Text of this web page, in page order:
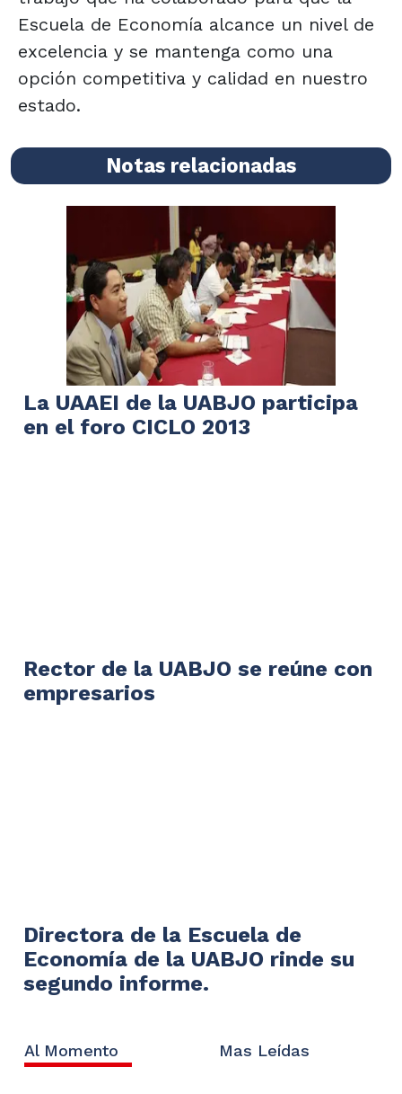
Escuela de Economía alcance un nivel de
excelencia y se mantenga como una
opción competitiva y calidad en nuestro
estado.
Notas relacionadas
La UAAEI de la UABJO participa
en el foro CICLO 2013
Rector de la UABJO se reúne con
empresarios
Directora de la Escuela de
Economía de la UABJO rinde su
segundo informe.
Al Momento Mas Leídas